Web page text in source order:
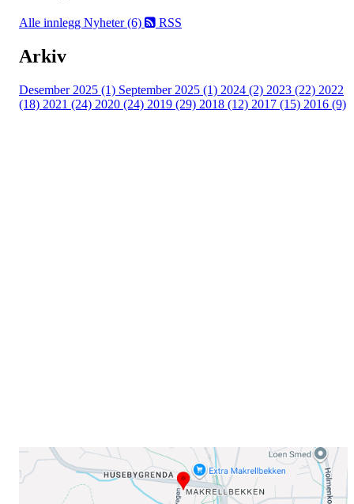
Alle innlegg Nyheter (6) RSS
Arkiv
Desember 2025 (1) September 2025 (1) 2024 (2) 2023 (22) 2022
(18) 2021 (24) 2020 (24) 2019 (29) 2018 (12) 2017 (15) 2016 (9)